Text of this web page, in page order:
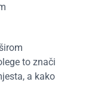
to znači
a kako